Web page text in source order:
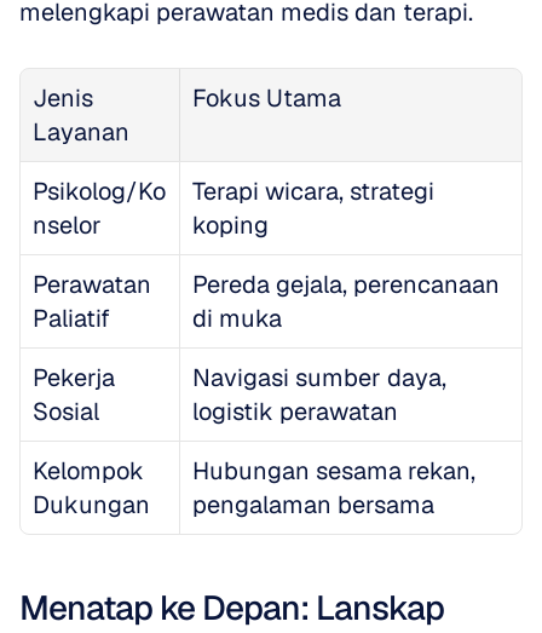
melengkapi perawatan medis dan terapi.
Jenis
Layanan
Fokus Utama
Psikolog/Ko
nselor
Terapi wicara, strategi
koping
Perawatan
Paliatif
Pereda gejala, perencanaan
di muka
Pekerja
Sosial
Navigasi sumber daya,
logistik perawatan
Kelompok
Dukungan
Hubungan sesama rekan,
pengalaman bersama
Menatap ke Depan: Lanskap